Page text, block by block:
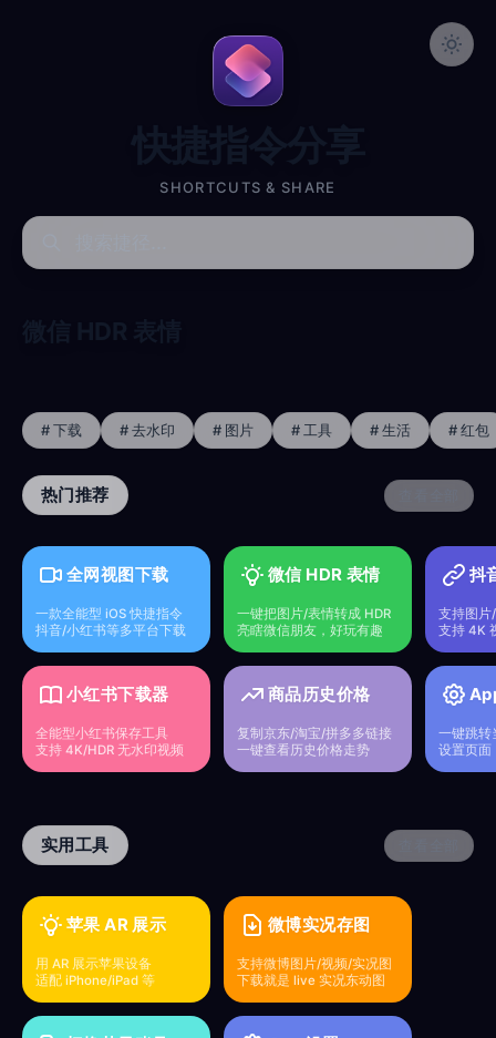
SHORTCUTS & SHARE
# 下载 # 去水印 # 图片 # 工具 # 生活 # 红包
热门推荐
全网视图下载
一款全能型 iOS 快捷指令
抖音/小红书等多平台下载
小红书下载器
全能型小红书保存工具
支持 4K/HDR 无水印视频
微信 HDR 表情
一键把图片/表情转成 HDR
亮瞎微信朋友，好玩有趣
商品历史价格
复制京东/淘宝/拼多多链接
一键查看历史价格走势
抖
支持图
支持 4K
一键跳转
设置页面
实用工具
苹果 AR 展示
用 AR 展示苹果设备
适配 iPhone/iPad 等
微博实况存图
支持微博图片/视频/实况图
下载就是 live 实况东动图